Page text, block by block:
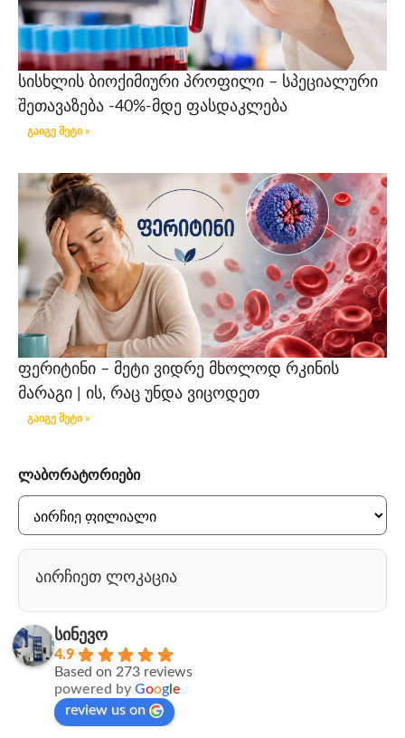
სისხლის ბიოქიმიური პროფილი – სპეციალური
შეთავაზება -40%-მდე ფასდაკლება
გაიგე მეტი »
ფერიტინი – მეტი ვიდრე მხოლოდ რკინის
მარაგი | ის, რაც უნდა ვიცოდეთ
გაიგე მეტი »
ლაბორატორიები
აირჩიეთ ლოკაცია
სინევო
4.9
Based on 273 reviews
powered by Goog e
review us on